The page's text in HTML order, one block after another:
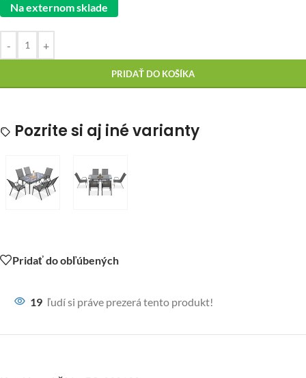
Na externom sklade
- +
PRIDAŤ DO KOŠÍKA
Pozrite si aj iné varianty
Pridať do obľúbených
19 ľudí si práve prezerá tento produkt!